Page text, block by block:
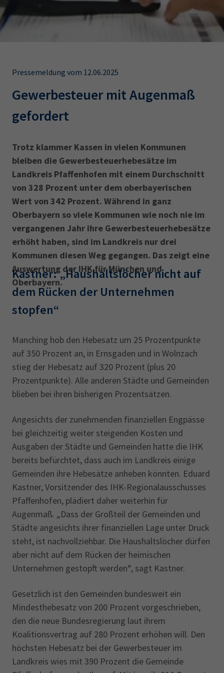
Leichte Sprache
Karriere
Presse
EN
IHK Akademie
Magazin Log-in
34d
Prüfungstermine
Wirtschaftsfachwirt
Negativerklärung
AEVO
Pressemeldung vom 12.06.2025
Gewerbesteuer mit Augenmaß
gefordert
Trotz klammer Kassen in vielen Kommunen
bleiben die Gewerbesteuer­hebesätze im
Landkreis Pfaffenhofen mit einem Durchschnitt
von 328 Prozent unter dem oberbayerischen
Wert von 342 Prozent. Während in ganz
Oberbayern so viele Kommu­nen wie noch nie im
vergangenen Jahr ihre Gewerbesteuerhebesätze
erhöht haben, sind im Landkreis nur drei
Kommunen diesen Weg gegangen. Das zeigt eine
Auswertung der IHK für München und
Oberbayern.
Kastner: „Haushaltslöcher nicht auf
dem Rücken der Unternehmen
stopfen“
Manching hob den Hebesatz um 25 Prozentpunkte
auf 350 Prozent an, in Ernsgaden und in Wolnzach
stieg der Hebesatz auf 320 Prozent (plus 20
Prozentpunkte). Alle anderen Städte und Gemeinden
blieben bei ihren bisherigen Prozentsätzen.
Angesichts der zunehmenden finanziellen Engpässe
bei gleichzeitig weiter steigenden Kosten und
Ausgaben der Städte und Gemeinden hatte die IHK
bereits befürchtet, dass auch im Landkreis einige
Gemeinden ihre Hebesätze anheben könnten. Eduard
Kastner, Vorsitzender des IHK-Regionalausschusses
Pfaffenhofen, plädiert daher weiterhin für
Augenmaß. „Dass der Großteil der Gemeinden und
Städte angesichts ihrer finanziellen Lage unter Druck
steht, ist nachvollziehbar. Die Haushaltslöcher dürfen
aber nicht auf dem Rücken der heimischen
Unternehmen gestopft werden“, sagt Kastner.
Gesetzlich ist den Gemeinden bundesweit ein
Mindesthebesatz von 200 Prozent vorge­schrieben,
den die neue Bundesregierung laut ihrem
Koalitionsvertrag auf 280 Prozent erhöhen will. Den
höchsten Hebesatz bei der Gewerbesteuer im
Landkreis wies mit 390 Prozent die Gemeinde